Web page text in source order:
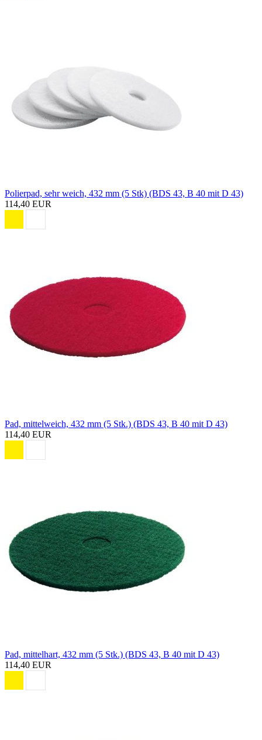
Polierpad, sehr weich, 432 mm (5 Stk) (BDS 43, B 40 mit D 43)
114,40 EUR
Pad, mittelweich, 432 mm (5 Stk.) (BDS 43, B 40 mit D 43)
114,40 EUR
Pad, mittelhart, 432 mm (5 Stk.) (BDS 43, B 40 mit D 43)
114,40 EUR